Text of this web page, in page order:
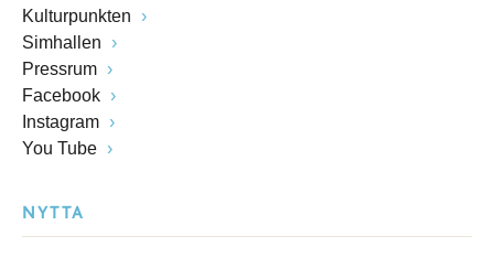
Kulturpunkten
Simhallen
Pressrum
Facebook
Instagram
You Tube
NYTTA